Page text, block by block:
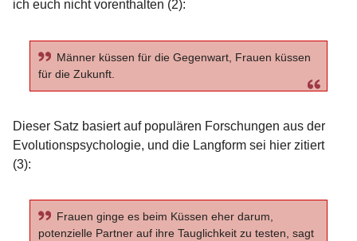
ich euch nicht vorenthalten (2):
Männer küssen für die Gegenwart, Frauen küssen
für die Zukunft.
Dieser Satz basiert auf populären Forschungen aus der
Evolutionspsychologie, und die Langform sei hier zitiert
(3):
Frauen ginge es beim Küssen eher darum,
potenzielle Partner auf ihre Tauglichkeit zu testen, sagt